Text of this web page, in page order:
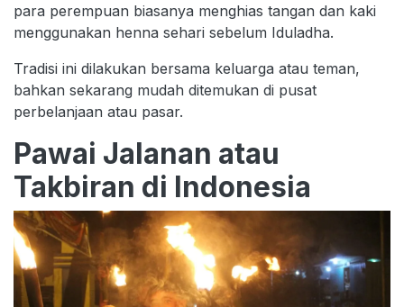
para perempuan biasanya menghias tangan dan kaki
menggunakan henna sehari sebelum Iduladha.
Tradisi ini dilakukan bersama keluarga atau teman,
bahkan sekarang mudah ditemukan di pusat
perbelanjaan atau pasar.
Pawai Jalanan atau
Takbiran di Indonesia